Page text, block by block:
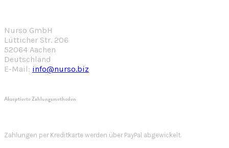
Nurso GmbH
Lütticher Str. 206
52064 Aachen
Deutschland
E-Mail: info@nurso.biz
Akzeptierte Zahlungsmethoden
Zahlungen per Kreditkarte werden über PayPal abgewickelt.